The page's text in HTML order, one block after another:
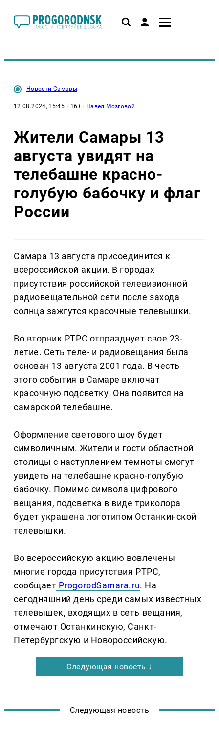
Новости Самары
12.08.2024, 15:45 · 16+ · Павел Мозговой
Жители Самары 13
августа увидят на
телебашне красно-
голубую бабочку и флаг
России
Самара 13 августа присоединится к
всероссийской акции. В городах
присутствия российской телевизионной
радиовещательной сети после захода
солнца зажгутся красочные телевышки.
Во вторник РТРС отпразднует свое 23-
летие. Сеть теле- и радиовещания была
основан 13 августа 2001 года. В честь
этого события в Самаре включат
красочную подсветку. Она появится на
самарской телебашне.
Оформление светового шоу будет
символичным. Жители и гости областной
столицы с наступлением темноты смогут
увидеть на телебашне красно-голубую
бабочку. Помимо символа цифрового
вещания, подсветка в виде триколора
будет украшена логотипом Останкинской
телевышки.
Во всероссийскую акцию вовлечены
многие города присутствия РТРС,
сообщает ProgorodSamara.ru. На
сегодняшний день среди самых известных
телевышек, входящих в сеть вещания,
отмечают Останкинскую, Санкт-
Петербургскую и Новороссийскую.
Следующая новость ↓
Следующая новость